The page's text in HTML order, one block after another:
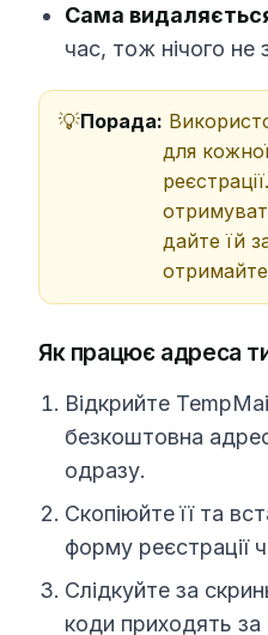
Сама
час, тож нічого не
Порада:
для
дайте їй
Як працює адреса
Відкрийте
безкоштовна
одразу.
Скопіюйте її та
форму реєстрації
Слідкуйте за
коди приходять за